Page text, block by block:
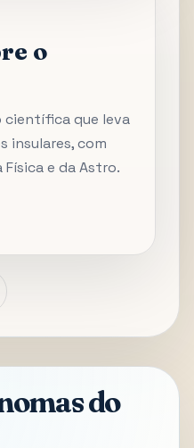
o
científica que leva
insulares, com
e da Astro.
do